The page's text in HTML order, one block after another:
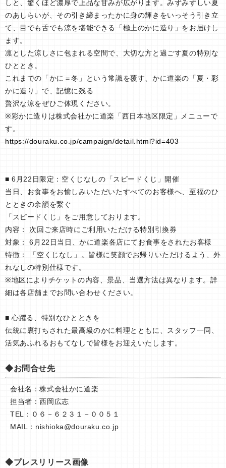
しと、驚くほど濃厚で上品な甘みが広がります。みずみずしい夏
のあしらいが、その引き締まったかに身の輝きをいっそう引き立
て、目でも舌でも涼を堪能できる「極上のかに造り」をお届けし
ます。
凛とした涼しさに包まれる空間で、大切な方と過ごす夏の特別な
ひととき。
これまでの「かに＝冬」という常識を覆す、かに道楽の「夏・彩
かに造り」で、記憶に残る
贅沢な涼をぜひご体現ください。
※彩かに造りは株式会社かに道楽「西日本地区限定」メニューで
す。
https://douraku.co.jp/campaign/detail.html?id=403
■ 6月22日限定：空くじなしの「スピードくじ」開催
当日、お食事をお愉しみいただいたすべてのお客様へ、至福のひ
とときの余韻を繋ぐ
「スピードくじ」をご用意しております。
内容： 次回ご来店時にご利用いただける特別引換券
対象： 6月22日当日、かに道楽各店にてお食事をされたお客様
特徴： 「空くじなし」。皆様に笑顔でお帰りいただけるよう、外
れなしの特別仕様です。
※地区によりチケットの内容、景品、当選方法は異なります。詳
細は各店舗までお問い合わせください。
■ 心躍る、特別なひとときを
伝統に裏打ちされた最高級のかに料理とともに、スタッフ一同、
活気あふれるおもてなしで皆様をお迎えいたします。
◆お問合せ先
会社名：株式会社かに道楽
担当者：西岡広志
TEL：０６－６２３１－００５１
MAIL： nishioka@douraku.co.jp
◆プレスリリース画像